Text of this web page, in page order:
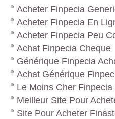
Acheter Finpecia
Acheter Finpecia En
Acheter Finpecia Peu
Achat Finpecia Cheque
Générique Finpecia
Achat Générique
Le Moins Cher
Meilleur Site Pour
Site Pour Acheter